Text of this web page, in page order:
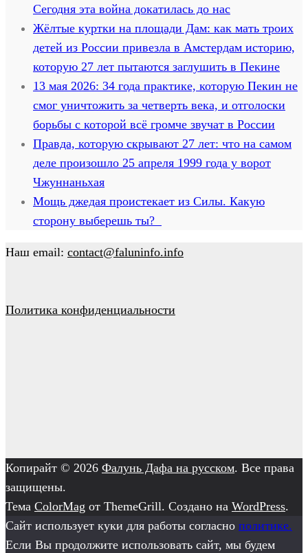
Сегодня эта война докатилась до нас
Жёлтые куртки на площади Дам: как мать троих
детей из России привезла в Амстердам историю,
которую 27 лет пытаются заглушить в Пекине
13 мая 2026: 34 года практике, которую Пекин не
смог уничтожить за четверть века, и отголоски
борьбы с которой всё громче звучат в России
Правда, которую скрывают 27 лет: что на самом
деле произошло 25 апреля 1999 года у ворот
Чжуннаньхая
Мощь джедая проистекает из Силы. Какую
сторону выберешь ты?
Наш email: contact@faluninfo.info
Политика конфиденциальности
Копирайт © 2026 Фалунь Дафа на русском. Все права
защищены.
Тема ColorMag от ThemeGrill. Создано на WordPress.
Сайт использует куки для работы согласно политике.
Если Вы продолжите использовать сайт, мы будем